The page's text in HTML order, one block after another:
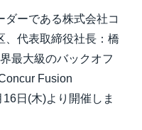
ダーである株式会社コ
、代表取締役社長：橋
最大級のバックオフ
Fusion
日(木)より開催しま